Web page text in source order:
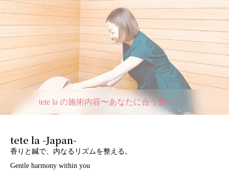
tete la の施術内容〜あなたに合う整いへ。
tete la -Japan-
香りと鍼で、内なるリズムを整える。
Gentle harmony within you